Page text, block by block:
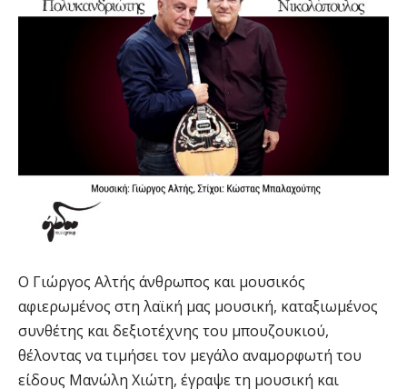
Ο Γιώργος Αλτής άνθρωπος και μουσικός
αφιερωμένος στη λαϊκή μας μουσική, καταξιωμένος
συνθέτης και δεξιοτέχνης του μπουζουκιού,
θέλοντας να τιμήσει τον μεγάλο αναμορφωτή του
είδους Μανώλη Χιώτη, έγραψε τη μουσική και